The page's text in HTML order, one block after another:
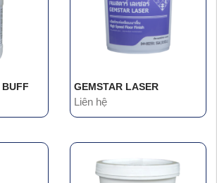
BUFF GEMSTAR LASER
Liên hệ